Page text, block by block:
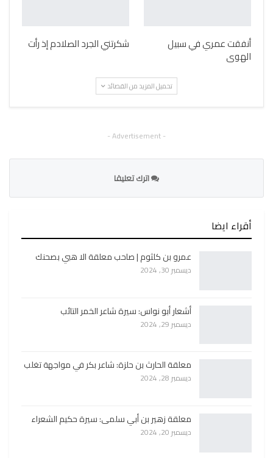
أنفقت عمري في سبيل
الهوى
شكرتني الجرد الصلادم إذ رأت
تحميل المزيد من القصائد
- Advertisement -
اترك تعليقا
أقراء ايضا
عمرو بن كلثوم | صاحب معلقة الا هبي بصحنك
ديسمبر 30, 2024
أشعار أبو نواس: سيرة شاعر الخمر التائب
ديسمبر 29, 2024
معلقة الحارث بن حلزة: شاعر بكر في مواجهة تغلب
ديسمبر 28, 2024
معلقة زهير بن أبي سلمى: سيرة حكيم الشعراء
ديسمبر 20, 2024